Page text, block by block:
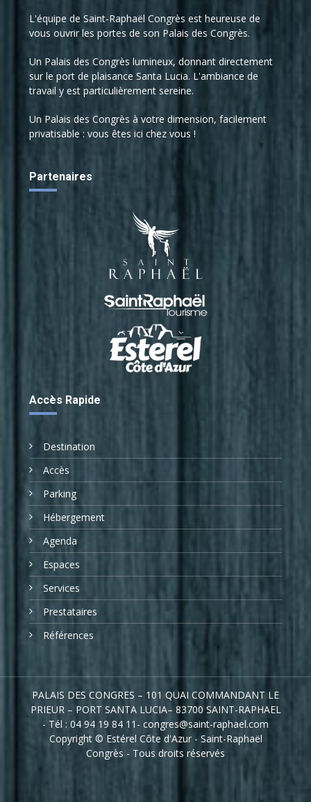
L'équipe de Saint-Raphaël Congrès est heureuse de
vous ouvrir les portes de son Palais des Congrès.
Un Palais des Congrès lumineux, donnant directement
sur le port de plaisance Santa Lucia. L'ambiance de
travail y est particulièrement sereine.
Un Palais des Congrès à votre dimension, facilement
privatisable : vous êtes ici chez vous !
Partenaires
Accès Rapide
Destination
Accès
Parking
Hébergement
Agenda
Espaces
Services
Prestataires
Références
PALAIS DES CONGRES – 101 QUAI COMMANDANT LE
PRIEUR – PORT SANTA LUCIA– 83700 SAINT-RAPHAEL
- Tél : 04 94 19 84 11- congres@saint-raphael.com
Copyright © Estérel Côte d'Azur - Saint-Raphaël
Congrès - Tous droits réservés